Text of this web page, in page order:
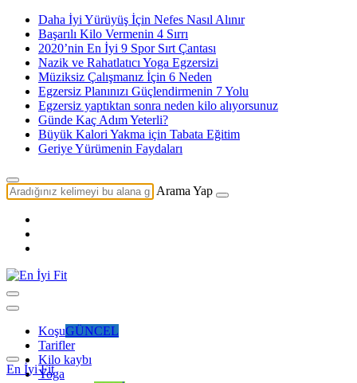
Daha İyi Yürüyüş İçin Nefes Nasıl Alınır
Başarılı Kilo Vermenin 4 Sırrı
2020’nin En İyi 9 Spor Sırt Çantası
Nazik ve Rahatlatıcı Yoga Egzersizi
Müziksiz Çalışmanız İçin 6 Neden
Egzersiz Planınızı Güçlendirmenin 7 Yolu
Egzersiz yaptıktan sonra neden kilo alıyorsunuz
Günde Kaç Adım Yeterli?
Büyük Kalori Yakma için Tabata Eğitim
Geriye Yürümenin Faydaları
Arama Yap
KoşuGÜNCEL
Tarifler
Kilo kaybı
Yoga
En İyi Fit